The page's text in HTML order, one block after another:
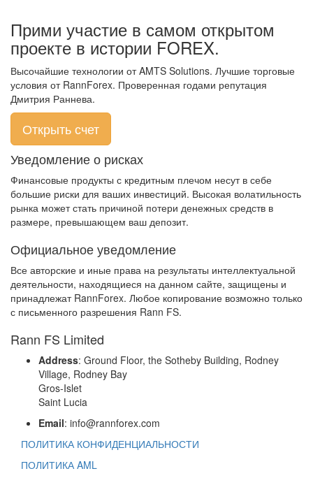
Прими участие в самом открытом
проекте в истории FOREX.
Высочайшие технологии от AMTS Solutions. Лучшие торговые
условия от RannForex. Проверенная годами репутация
Дмитрия Раннева.
Открыть счет
Уведомление о рисках
Финансовые продукты с кредитным плечом несут в себе
большие риски для ваших инвестиций. Высокая волатильность
рынка может стать причиной потери денежных средств в
размере, превышающем ваш депозит.
Официальное уведомление
Все авторские и иные права на результаты интеллектуальной
деятельности, находящиеся на данном сайте, защищены и
принадлежат RannForex. Любое копирование возможно только
с письменного разрешения Rann FS.
Rann FS Limited
Address: Ground Floor, the Sotheby Building, Rodney
Village, Rodney Bay
Gros-Islet
Saint Lucia
Email: info@rannforex.com
ПОЛИТИКА КОНФИДЕНЦИАЛЬНОСТИ
ПОЛИТИКА AML